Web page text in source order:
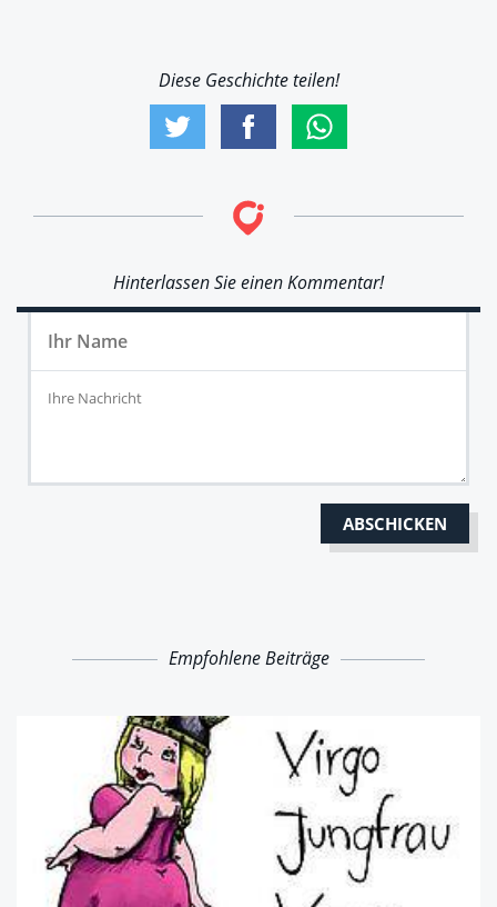
Diese Geschichte teilen!
Hinterlassen Sie einen Kommentar!
Empfohlene Beiträge